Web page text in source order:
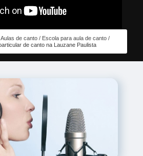
Aulas de canto
Escola para aula de canto
de canto na Lauzane Paulista